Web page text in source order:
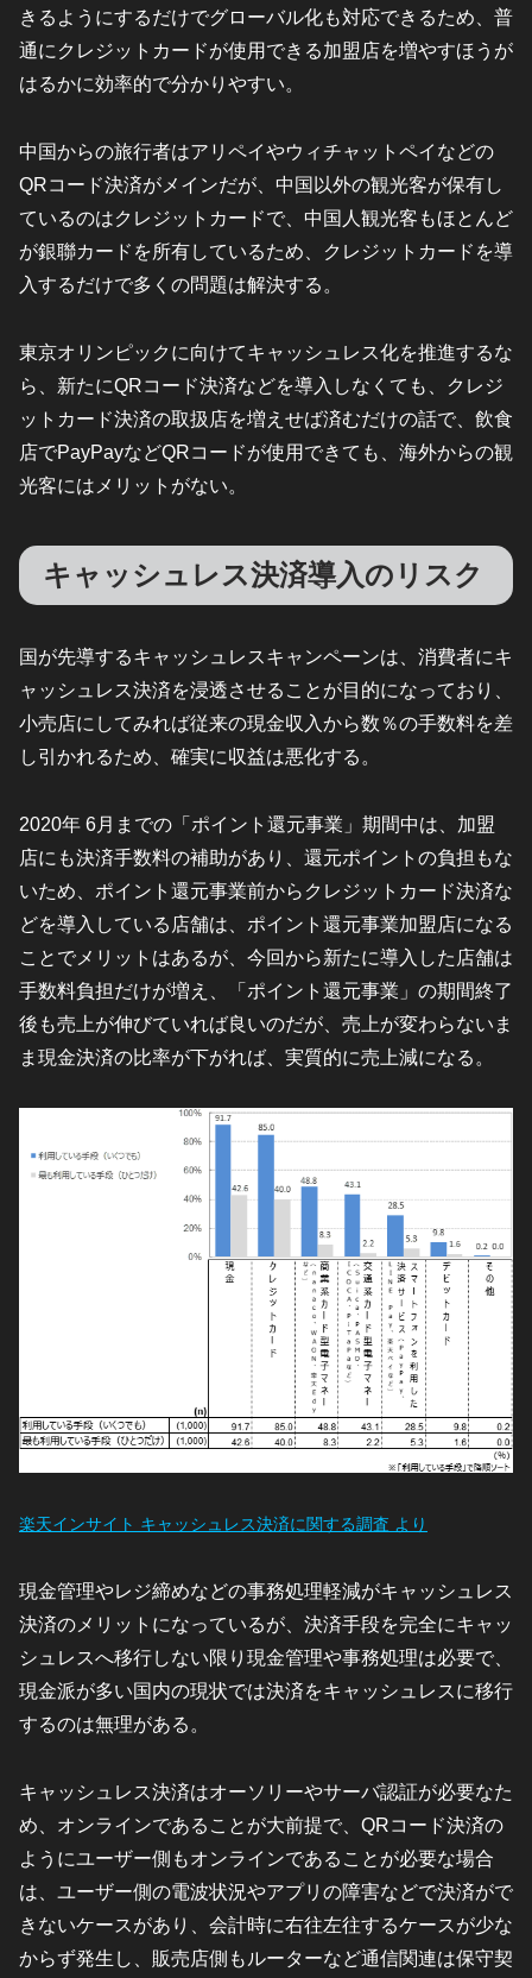
きるようにするだけでグローバル化も対応できるため、普
通にクレジットカードが使用できる加盟店を増やすほうが
はるかに効率的で分かりやすい。
中国からの旅行者はアリペイやウィチャットペイなどの
QRコード決済がメインだが、中国以外の観光客が保有し
ているのはクレジットカードで、中国人観光客もほとんど
が銀聯カードを所有しているため、クレジットカードを導
入するだけで多くの問題は解決する。
東京オリンピックに向けてキャッシュレス化を推進するな
ら、新たにQRコード決済などを導入しなくても、クレジ
ットカード決済の取扱店を増えせば済むだけの話で、飲食
店でPayPayなどQRコードが使用できても、海外からの観
光客にはメリットがない。
キャッシュレス決済導入のリスク
国が先導するキャッシュレスキャンペーンは、消費者にキ
ャッシュレス決済を浸透させることが目的になっており、
小売店にしてみれば従来の現金収入から数％の手数料を差
し引かれるため、確実に収益は悪化する。
2020年 6月までの「ポイント還元事業」期間中は、加盟
店にも決済手数料の補助があり、還元ポイントの負担もな
いため、ポイント還元事業前からクレジットカード決済な
どを導入している店舗は、ポイント還元事業加盟店になる
ことでメリットはあるが、今回から新たに導入した店舗は
手数料負担だけが増え、「ポイント還元事業」の期間終了
後も売上が伸びていれば良いのだが、売上が変わらないま
ま現金決済の比率が下がれば、実質的に売上減になる。
楽天インサイト キャッシュレス決済に関する調査 より
現金管理やレジ締めなどの事務処理軽減がキャッシュレス
決済のメリットになっているが、決済手段を完全にキャッ
シュレスへ移行しない限り現金管理や事務処理は必要で、
現金派が多い国内の現状では決済をキャッシュレスに移行
するのは無理がある。
キャッシュレス決済はオーソリーやサーバ認証が必要なた
め、オンラインであることが大前提で、QRコード決済の
ようにユーザー側もオンラインであることが必要な場合
は、ユーザー側の電波状況やアプリの障害などで決済がで
きないケースがあり、会計時に右往左往するケースが少な
からず発生し、販売店側もルーターなど通信関連は保守契